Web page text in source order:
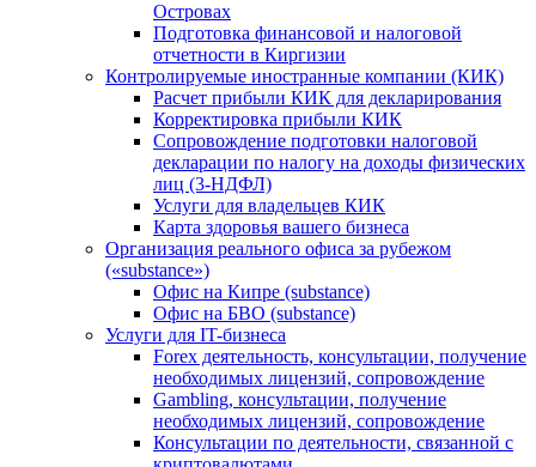
Островах
Подготовка финансовой и налоговой
отчетности в Киргизии
Контролируемые иностранные компании (КИК)
Расчет прибыли КИК для декларирования
Корректировка прибыли КИК
Сопровождение подготовки налоговой
декларации по налогу на доходы физических
лиц (3-НДФЛ)
Услуги для владельцев КИК
Карта здоровья вашего бизнеса
Организация реального офиса за рубежом
(«substance»)
Офис на Кипре (substance)
Офис на БВО (substance)
Услуги для IT-бизнеса
Forex деятельность, консультации, получение
необходимых лицензий, сопровождение
Gambling, консультации, получение
необходимых лицензий, сопровождение
Консультации по деятельности, связанной с